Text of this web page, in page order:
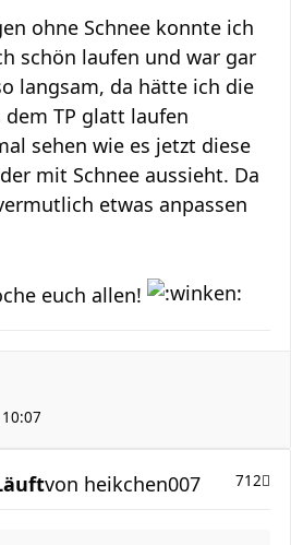
ohne Schnee konnte ich
schön laufen und war gar
langsam, da hätte ich die
dem TP glatt laufen
sehen wie es jetzt diese
mit Schnee aussieht. Da
etwas anpassen
euch allen!
712
von heikchen007